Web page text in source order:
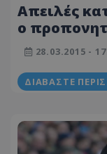
Απειλές
ο
28.03.2015 -
ΔΙΑΒΆΣΤΕ